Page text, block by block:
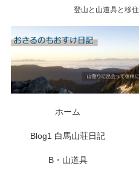
登山と山道具と移
ホーム
Blog1 白馬山荘日記
B・山道具